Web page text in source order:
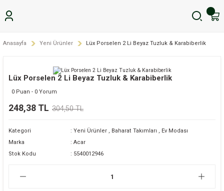
Anasayfa Yeni Ürünler Lüx Porselen 2 Li Beyaz Tuzluk & Karabiberlik
Lüx Porselen 2 Li Beyaz Tuzluk & Karabiberlik
0 Puan - 0 Yorum
248,38 TL 304,50 TL
Kategori Yeni Ürünler , Baharat Takımları , Ev Modası
Marka
Acar
Stok Kodu
5540012946